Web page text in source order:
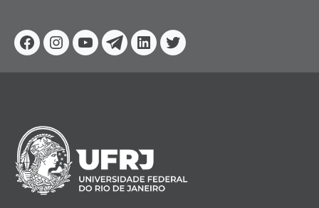
Facebook
Instagram
YoutubeTelegram
Linkedin
Twitter